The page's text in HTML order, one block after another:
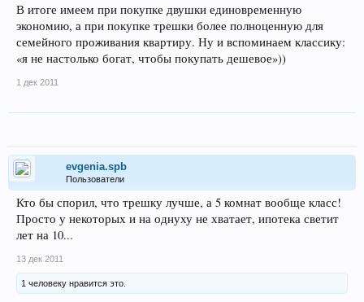
В итоге имеем при покупке двушки единовременную
экономию, а при покупке трешки более полноценную для
семейного проживания квартиру. Ну и вспоминаем классику:
«я не настолько богат, чтобы покупать дешевое»))
1 дек 2011
evgenia.spb
Пользователи
Кто бы спорил, что трешку лучше, а 5 комнат вообще класс!
Просто у некоторых и на однуху не хватает, ипотека светит
лет на 10...
13 дек 2011
1 человеку нравится это.